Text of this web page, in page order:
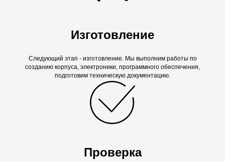
Изготовление
Следующий этап - изготовление. Мы выполним работы по
созданию корпуса, электроники, программного обеспечения,
подготовим техническую документацию.
Проверка